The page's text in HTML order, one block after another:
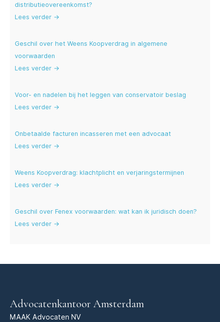
distributieovereenkomst?
Lees verder →
Geschil over het Weens Koopverdrag in algemene
voorwaarden
Lees verder →
Voor- en nadelen bij het leggen van conservatoir beslag
Lees verder →
Onbetaalde facturen incasseren met een advocaat
Lees verder →
Weens Koopverdrag: klachtplicht en verjaringstermijnen
Lees verder →
Geschil over Fenex voorwaarden: wat kan ik juridisch doen?
Lees verder →
Advocatenkantoor Amsterdam
MAAK Advocaten NV